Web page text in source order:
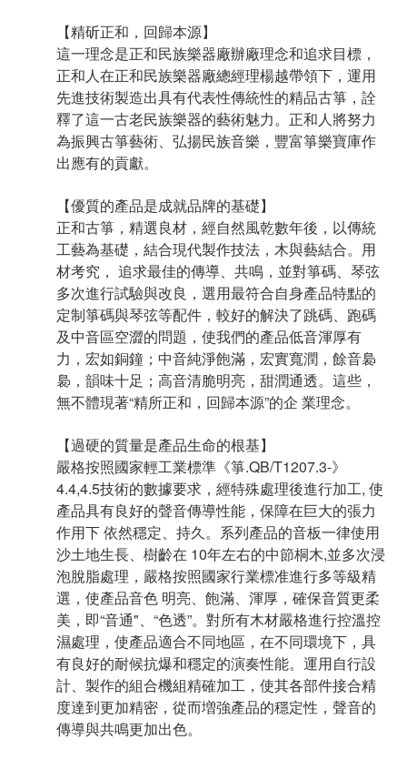
【精斫正和，回歸本源】
這一理念是正和民族樂器廠辦廠理念和追求目標，
正和人在正和民族樂器廠總經理楊越帶領下，運用
先進技術製造出具有代表性傳統性的精品古箏，詮
釋了這一古老民族樂器的藝術魅力。正和人將努力
為振興古箏藝術、弘揚民族音樂，豐富箏樂寶庫作
出應有的貢獻。
【優質的產品是成就品牌的基礎】
正和古箏，精選良材，經自然風乾數年後，以傳統
工藝為基礎，結合現代製作技法，木與藝結合。用
材考究， 追求最佳的傳導、共鳴，並對箏碼、琴弦
多次進行試驗與改良，選用最符合自身產品特點的
定制箏碼與琴弦等配件，較好的解決了跳碼、跑碼
及中音區空澀的問題，使我們的產品低音渾厚有
力，宏如銅鐘；中音純淨飽滿，宏實寬潤，餘音裊
裊，韻味十足；高音清脆明亮，甜潤通透。這些，
無不體現著“精所正和，回歸本源”的企 業理念。
【過硬的質量是產品生命的根基】
嚴格按照國家輕工業標準《箏.QB/T1207.3-》
4.4,4.5技術的數據要求，經特殊處理後進行加工, 使
產品具有良好的聲音傳導性能，保障在巨大的張力
作用下 依然穩定、持久。 系列產品的音板一律使用
沙土地生長、樹齡在 10年左右的中節桐木,並多次浸
泡脫脂處理，嚴格按照國家行業標准進行多等級精
選，使產品音色 明亮、飽滿、渾厚，確保音質更柔
美，即“音通"、“色透”。 對所有木材嚴格進行控溫控
濕處理，使產品適合不同地區，在不同環境下，具
有良好的耐候抗爆和穩定的演奏性能。 運用自行設
計、製作的組合機組精確加工，使其各部件接合精
度達到更加精密，從而増強產品的穩定性，聲音的
傳導與共鳴更加出色。